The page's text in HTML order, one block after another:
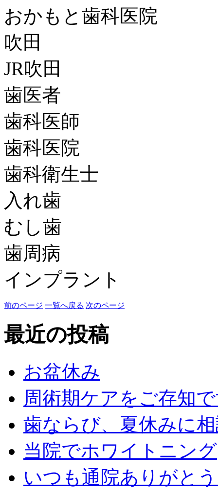
おかもと歯科医院
吹田
JR吹田
歯医者
歯科医師
歯科医院
歯科衛生士
入れ歯
むし歯
歯周病
インプラント
前のページ 一覧へ戻る 次のページ
最近の投稿
お盆休み
周術期ケアをご存知
歯ならび、夏休みに
当院でホワイトニング
いつも通院ありがと